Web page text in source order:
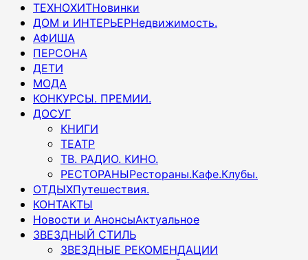
ТЕХНОХИТНовинки
ДОМ и ИНТЕРЬЕРНедвижимость.
АФИША
ПЕРСОНА
ДЕТИ
МОДА
КОНКУРСЫ. ПРЕМИИ.
ДОСУГ
КНИГИ
ТЕАТР
ТВ. РАДИО. КИНО.
РЕСТОРАНЫРестораны.Кафе.Клубы.
ОТДЫХПутешествия.
КОНТАКТЫ
Новости и АнонсыАктуальное
ЗВЕЗДНЫЙ СТИЛЬ
ЗВЕЗДНЫЕ РЕКОМЕНДАЦИИ